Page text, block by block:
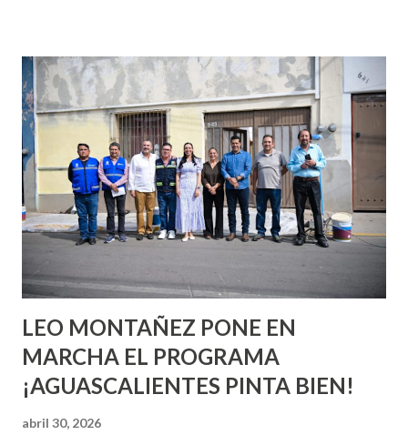
conoces ni la mitad de lo que deberías saber. Pero incluso
quienes ya han tenido relaciones sexuales no son expertos
o expertas en el tema. Siempre hay algo nuevo que
aprender y nuevas experiencias que conocer. Si eres una
chica y aún no has tenido relaciones sexuales, tal vez
pienses que el sexo será increíble y no puedas esperar para
experimentarlo, pero como cualquier persona con
experiencia te dirá, siempre es mejor cuando ambas partes
son suficientemen...
LEO MONTAÑEZ PONE EN
MARCHA EL PROGRAMA
¡AGUASCALIENTES PINTA BIEN!
abril 30, 2026